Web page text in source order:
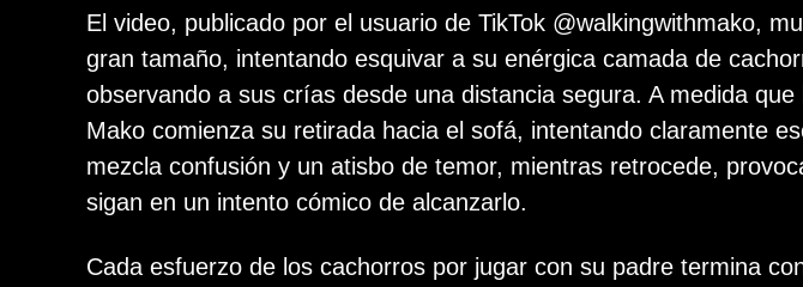
El video, publicado por el usuario de TikTok @walkingwithmako,
gran tamaño, intentando esquivar a su enérgica camada de
observando a sus crías desde una distancia segura. A medida
Mako comienza su retirada hacia el sofá, intentando claramente
mezcla confusión y un atisbo de temor, mientras retrocede,
sigan en un intento cómico de alcanzarlo.
Cada esfuerzo de los cachorros por jugar con su padre termina